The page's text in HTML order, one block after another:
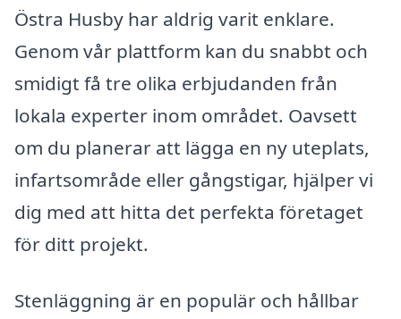
Östra Husby har aldrig varit enklare.
Genom vår plattform kan du snabbt och
smidigt få tre olika erbjudanden från
lokala experter inom området. Oavsett
om du planerar att lägga en ny uteplats,
infartsområde eller gångstigar, hjälper vi
dig med att hitta det perfekta företaget
för ditt projekt.
Stenläggning är en populär och hållbar